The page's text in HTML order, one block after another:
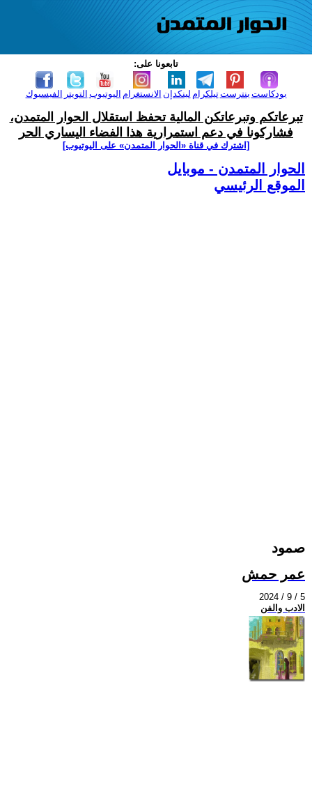
تابعونا على:
الفيسبوك التويتر اليوتيوب الانستغرام لينكدإن تيلكرامبنترست بودكاست
تبرعاتكم وتبرعاتكن المالية تحفظ استقلال الحوار المتمدن،
فشاركونا في دعم استمرارية هذا الفضاء اليساري الحر
[اشترك في قناة ‫«الحوار المتمدن» على اليوتيوب]
الحوار المتمدن - موبايل
الموقع الرئيسي
صمود
عمر حمش
2024 / 9 / 5
الادب والفن